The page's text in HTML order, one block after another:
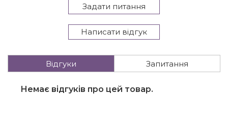
Задати питання
Написати відгук
Відгуки Запитання
Немає відгуків про цей товар.